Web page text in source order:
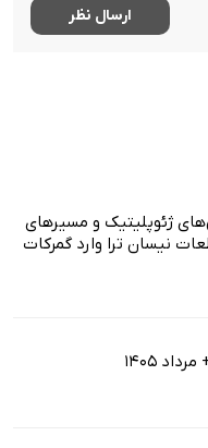
ژئوپلیتیک و مسیرهای
نیسان ترا وارد گمرکات
1405